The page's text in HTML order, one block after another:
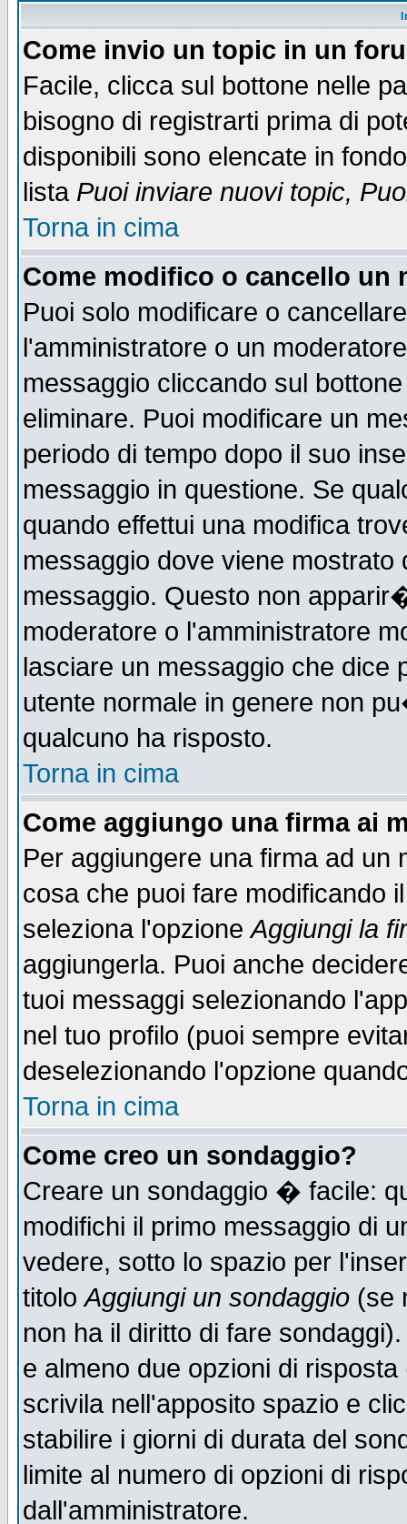
Come invio un topic in un
Facile, clicca sul bottone nelle
bisogno di registrarti prima di
disponibili sono elencate in
lista Puoi inviare nuovi topic,
Torna in cima
Come modifico o cancello un
Puoi solo modificare o
l'amministratore o un
messaggio cliccando sul
eliminare. Puoi modificare un
periodo di tempo dopo il suo
messaggio in questione. Se
quando effettui una modifica
messaggio dove viene mostrato
messaggio. Questo non
moderatore o l'amministratore
lasciare un messaggio che
utente normale in genere non
qualcuno ha risposto.
Torna in cima
Come aggiungo una firma ai
Per aggiungere una firma ad un
cosa che puoi fare modificando
seleziona l'opzioneAggiungi la
aggiungerla. Puoi anche
tuoi messaggi selezionando
nel tuo profilo (puoi sempre
deselezionando l'opzione
Torna in cima
Come creo un sondaggio?
Creare un sondaggio � facile:
modifichi il primo messaggio di
vedere, sotto lo spazio per
titoloAggiungi un sondaggio (se
non ha il diritto di fare
e almeno due opzioni di
scrivila nell'apposito spazio e
stabilire i giorni di durata del
limite al numero di opzioni di
dall'amministratore.